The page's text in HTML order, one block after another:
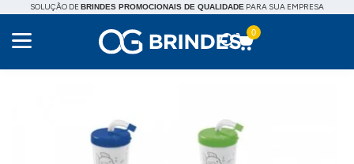
SOLUÇÃO DEBRINDES PROMOCIONAIS DE QUALIDADE PARA SUA EMPRESA
0